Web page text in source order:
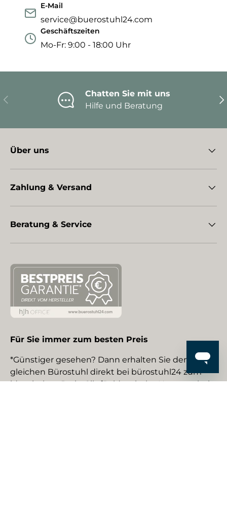
E-Mail
service@buerostuhl24.com
Geschäftszeiten
Mo-Fr: 9:00 - 18:00 Uhr
Vorherige
Chatten Sie mit uns
Hilfe und Beratung
Über uns
Zahlung & Versand
Beratung & Service
Für Sie immer zum besten Preis
*Günstiger gesehen? Dann erhalten Sie den
gleichen Bürostuhl direkt bei bürostuhl24 zum
identischen Preis. Gilt für identische Neuware bei